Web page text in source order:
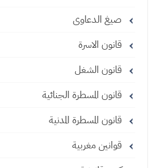
صيغ الدعاوى
قانون الاسرة
قانون الشغل
قانون المسطرة الجنائية
قانون المسطرة المدنية
قوانين مغربية